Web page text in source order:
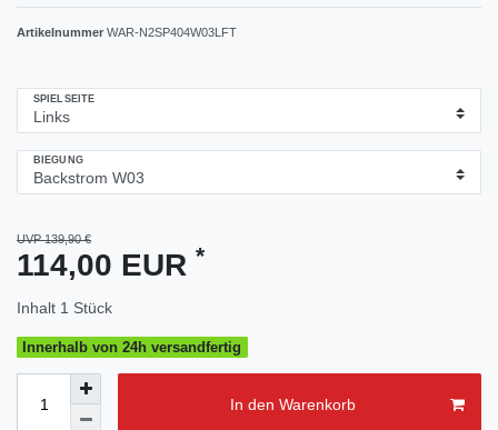
Artikelnummer WAR-N2SP404W03LFT
SPIELSEITE
BIEGUNG
UVP 139,90 €
114,00 EUR *
Inhalt 1 Stück
Innerhalb von 24h versandfertig
In den Warenkorb